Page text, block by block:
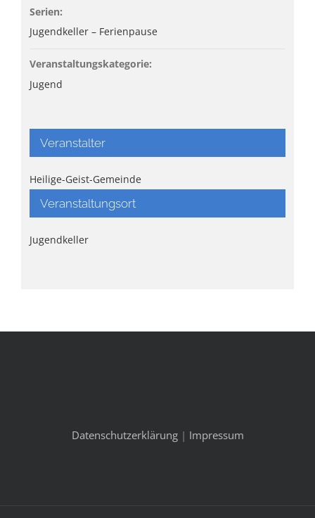
Serien:
Jugendkeller – Ferienpause
Veranstaltungskategorie:
Jugend
Veranstaltungsort
Jugendkeller
Veranstalter
Heilige-Geist-Gemeinde
Datenschutzerklärung| Impressum